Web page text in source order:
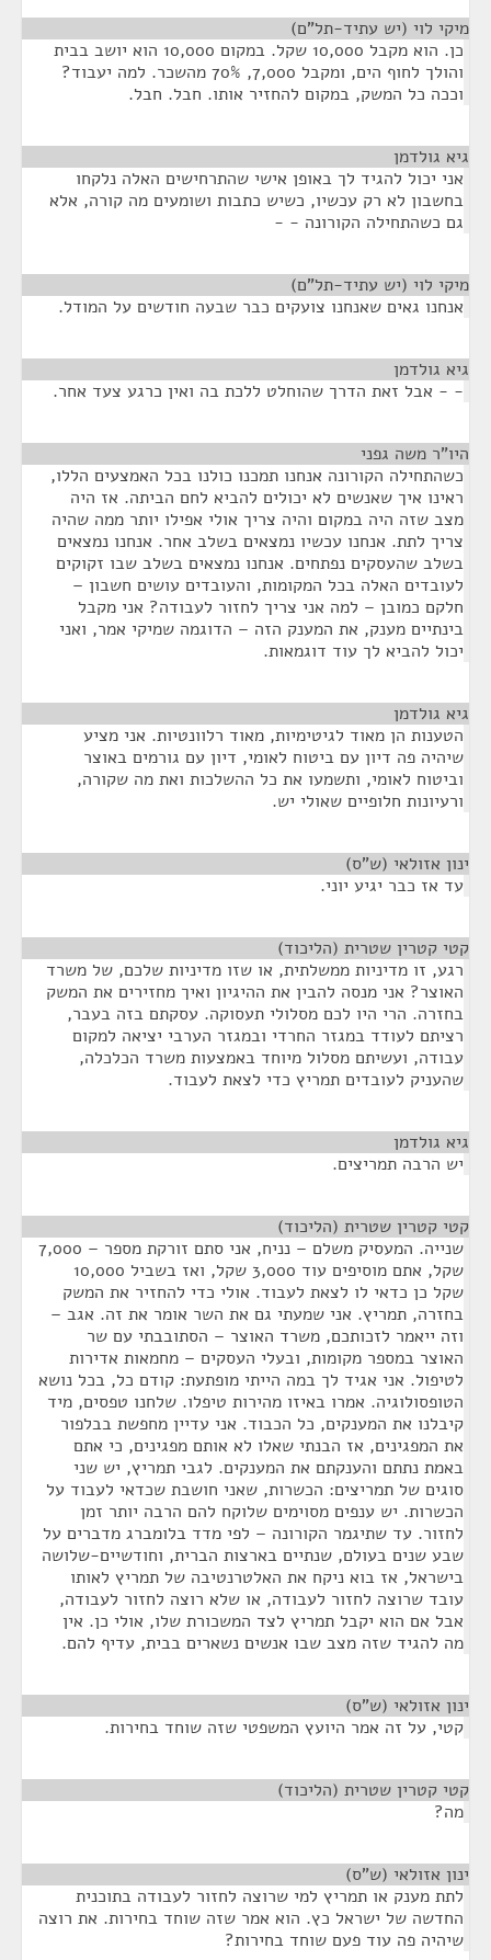
מיקי לוי (יש עתיד-תל"ם)
כן. הוא מקבל 10,000 שקל. במקום 10,000 הוא יושב בבית
והולך לחוף הים, ומקבל 7,000, 70% מהשכר. למה יעבוד?
וככה כל המשק, במקום להחזיר אותו. חבל. חבל.
גיא גולדמן
אני יכול להגיד לך באופן אישי שהתרחישים האלה נלקחו
בחשבון לא רק עכשיו, כשיש כתבות ושומעים מה קורה, אלא
גם כשהתחילה הקורונה - -
מיקי לוי (יש עתיד-תל"ם)
אנחנו גאים שאנחנו צועקים כבר שבעה חודשים על המודל.
גיא גולדמן
- - אבל זאת הדרך שהוחלט ללכת בה ואין כרגע צעד אחר.
היו"ר משה גפני
כשהתחילה הקורונה אנחנו תמכנו כולנו בכל האמצעים הללו,
ראינו איך שאנשים לא יכולים להביא לחם הביתה. אז היה
מצב שזה היה במקום והיה צריך אולי אפילו יותר ממה שהיה
צריך לתת. אנחנו עכשיו נמצאים בשלב אחר. אנחנו נמצאים
בשלב שהעסקים נפתחים. אנחנו נמצאים בשלב שבו זקוקים
לעובדים האלה בכל המקומות, והעובדים עושים חשבון –
חלקם כמובן – למה אני צריך לחזור לעבודה? אני מקבל
בינתיים מענק, את המענק הזה – הדוגמה שמיקי אמר, ואני
יכול להביא לך עוד דוגמאות.
גיא גולדמן
הטענות הן מאוד לגיטימיות, מאוד רלוונטיות. אני מציע
שיהיה פה דיון עם ביטוח לאומי, דיון עם גורמים באוצר
וביטוח לאומי, ותשמעו את כל ההשלכות ואת מה שקורה,
ורעיונות חלופיים שאולי יש.
ינון אזולאי (ש"ס)
עד אז כבר יגיע יוני.
קטי קטרין שטרית (הליכוד)
רגע, זו מדיניות ממשלתית, או שזו מדיניות שלכם, של משרד
האוצר? אני מנסה להבין את ההיגיון ואיך מחזירים את המשק
בחזרה. הרי היו לכם מסלולי תעסוקה. עסקתם בזה בעבר,
רציתם לעודד במגזר החרדי ובמגזר הערבי יציאה למקום
עבודה, ועשיתם מסלול מיוחד באמצעות משרד הכלכלה,
שהעניק לעובדים תמריץ כדי לצאת לעבוד.
גיא גולדמן
יש הרבה תמריצים.
קטי קטרין שטרית (הליכוד)
שנייה. המעסיק משלם – נניח, אני סתם זורקת מספר – 7,000
שקל, אתם מוסיפים עוד 3,000 שקל, ואז בשביל 10,000
שקל כן כדאי לו לצאת לעבוד. אולי כדי להחזיר את המשק
בחזרה, תמריץ. אני שמעתי גם את השר אומר את זה. אגב –
וזה ייאמר לזכותכם, משרד האוצר – הסתובבתי עם שר
האוצר במספר מקומות, ובעלי העסקים – מחמאות אדירות
לטיפול. אני אגיד לך במה הייתי מופתעת: קודם כל, בכל נושא
הטופסולוגיה. אמרו באיזו מהירות טיפלו. שלחנו טפסים, מיד
קיבלנו את המענקים, כל הכבוד. אני עדיין מחפשת בבלפור
את המפגינים, אז הבנתי שאלו לא אותם מפגינים, כי אתם
באמת נתתם והענקתם את המענקים. לגבי תמריץ, יש שני
סוגים של תמריצים: הכשרות, שאני חושבת שכדאי לעבוד על
הכשרות. יש ענפים מסוימים שלוקח להם הרבה יותר זמן
לחזור. עד שתיגמר הקורונה – לפי מדד בלומברג מדברים על
שבע שנים בעולם, שנתיים בארצות הברית, וחודשיים-שלושה
בישראל, אז בוא ניקח את האלטרנטיבה של תמריץ לאותו
עובד שרוצה לחזור לעבודה, או שלא רוצה לחזור לעבודה,
אבל אם הוא יקבל תמריץ לצד המשכורת שלו, אולי כן. אין
מה להגיד שזה מצב שבו אנשים נשארים בבית, עדיף להם.
ינון אזולאי (ש"ס)
קטי, על זה אמר היועץ המשפטי שזה שוחד בחירות.
קטי קטרין שטרית (הליכוד)
מה?
ינון אזולאי (ש"ס)
לתת מענק או תמריץ למי שרוצה לחזור לעבודה בתוכנית
החדשה של ישראל כץ. הוא אמר שזה שוחד בחירות. את רוצה
שיהיה פה עוד פעם שוחד בחירות?